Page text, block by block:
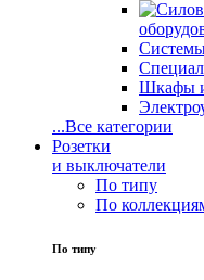
Шкафы и
...Все категории
Розетки
и выключатели
По типу
По
По типу